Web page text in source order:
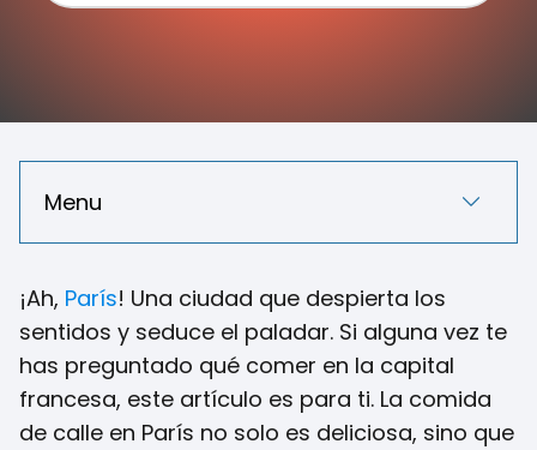
Menu
¡Ah, París! Una ciudad que despierta los
sentidos y seduce el paladar. Si alguna vez te
has preguntado qué comer en la capital
francesa, este artículo es para ti. La comida
de calle en París no solo es deliciosa, sino que